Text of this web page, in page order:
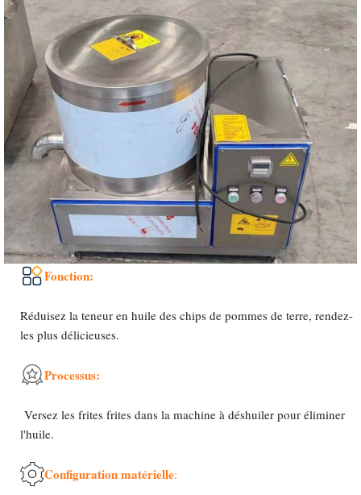
Fonction:
Réduisez la teneur en huile des chips de pommes de terre, rendez-
les plus délicieuses.
Processus:
Versez les frites frites dans la machine à déshuiler pour éliminer
l'huile.
Configuration matérielle: